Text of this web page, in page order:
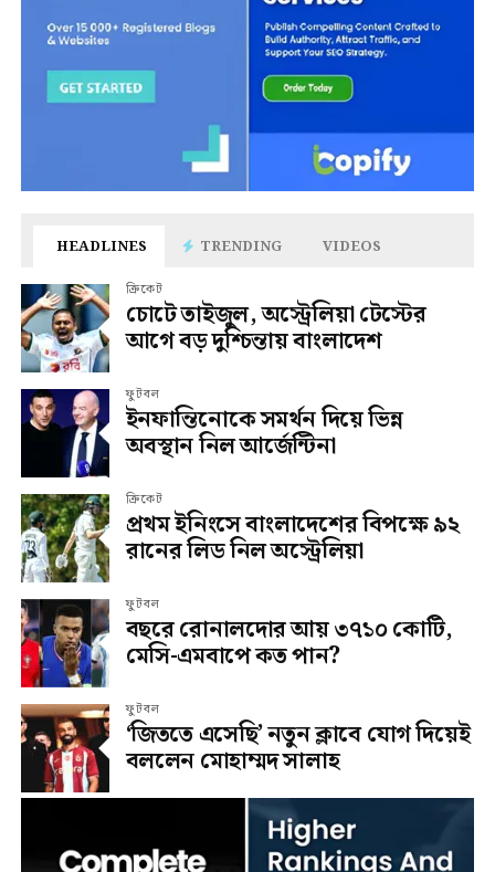
HEADLINES TRENDING VIDEOS
ক্রিকেট
চোটে তাইজুল, অস্ট্রেলিয়া টেস্টের
আগে বড় দুশ্চিন্তায় বাংলাদেশ
ফুটবল
ইনফান্তিনোকে সমর্থন দিয়ে ভিন্ন
অবস্থান নিল আর্জেন্টিনা
ক্রিকেট
প্রথম ইনিংসে বাংলাদেশের বিপক্ষে ৯২
রানের লিড নিল অস্ট্রেলিয়া
ফুটবল
বছরে রোনালদোর আয় ৩৭১০ কোটি,
মেসি-এমবাপে কত পান?
ফুটবল
‘জিততে এসেছি’ নতুন ক্লাবে যোগ দিয়েই
বললেন মোহাম্মদ সালাহ